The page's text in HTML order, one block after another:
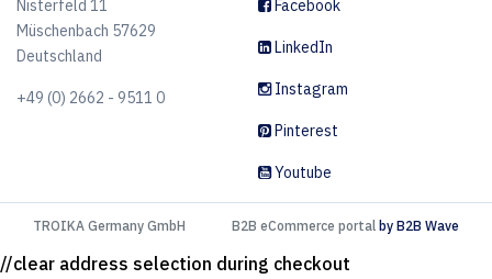
Nisterfeld 11
Müschenbach 57629
Deutschland
+49 (0) 2662 - 9511 0
Facebook
LinkedIn
Instagram
Pinterest
Youtube
TROIKA Germany GmbH B2B eCommerce portal by B2B Wave
//clear address selection during checkout